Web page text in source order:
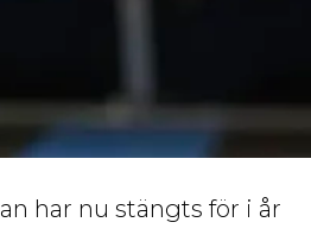
har nu stängts för i år